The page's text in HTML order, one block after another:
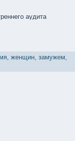
аудита
, женщин, замужем,